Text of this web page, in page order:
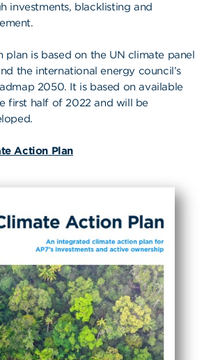
investments, blacklisting and
plan is based on the UN climate panel
the international energy council’s
2050. It is based on available
first half of 2022 and will be
Action Plan